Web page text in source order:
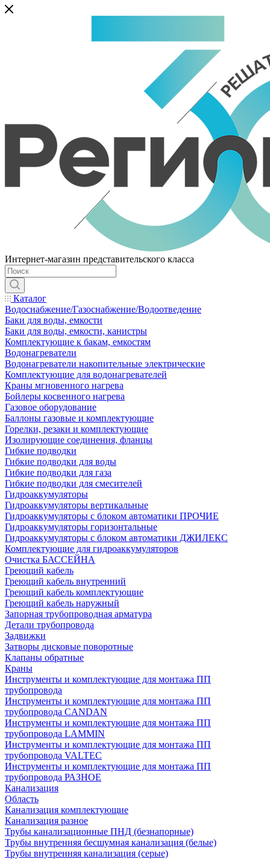
Интернет-магазин представительского класса
Каталог
Водоснабжение/Газоснабжение/Водоотведение
Баки для воды, емкости
Баки для воды, емкости, канистры
Комплектующие к бакам, емкостям
Водонагреватели
Водонагреватели накопительные электрические
Комплектующие для водонагревателей
Краны мгновенного нагрева
Бойлеры косвенного нагрева
Газовое оборудование
Баллоны газовые и комплектующие
Горелки, резаки и комплектующие
Изолирующие соединения, фланцы
Гибкие подводки
Гибкие подводки для воды
Гибкие подводки для газа
Гибкие подводки для смесителей
Гидроаккумуляторы
Гидроаккумуляторы вертикальные
Гидроаккумуляторы с блоком автоматики ПРОЧИЕ
Гидроаккумуляторы горизонтальные
Гидроаккумуляторы с блоком автоматики ДЖИЛЕКС
Комплектующие для гидроаккумуляторов
Очистка БАССЕЙНА
Греющий кабель
Греющий кабель внутренний
Греющий кабель комплектующие
Греющий кабель наружный
Запорная трубопроводная арматура
Детали трубопровода
Задвижки
Затворы дисковые поворотные
Клапаны обратные
Краны
Инструменты и комплектующие для монтажа ПП
трубопровода
Инструменты и комплектующие для монтажа ПП
трубопровода CANDAN
Инструменты и комплектующие для монтажа ПП
трубопровода LAMMIN
Инструменты и комплектующие для монтажа ПП
трубопровода VALTEC
Инструменты и комплектующие для монтажа ПП
трубопровода РАЗНОЕ
Канализация
Область
Канализация комплектующие
Канализация разное
Трубы канализационные ПНД (безнапорные)
Трубы внутренняя бесшумная канализация (белые)
Трубы внутренняя канализация (серые)